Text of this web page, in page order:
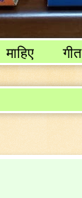
माहिए गीत